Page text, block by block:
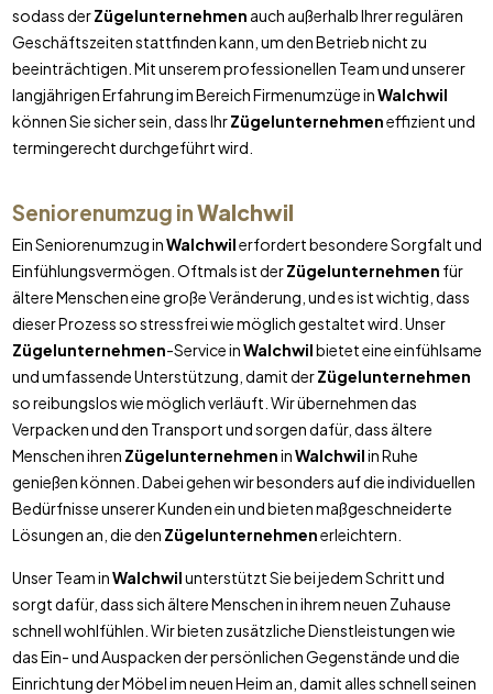
sodass derZügelunternehmen auch außerhalb Ihrer regulären
Geschäftszeiten stattfinden kann, um den Betrieb nicht zu
beeinträchtigen. Mit unserem professionellen Team und unserer
langjährigen Erfahrung im Bereich Firmenumzüge inWalchwil
können Sie sicher sein, dass IhrZügelunternehmeneffizient und
termingerecht durchgeführt wird.
Seniorenumzug inWalchwil
Ein Seniorenumzug inWalchwilerfordert besondere Sorgfalt und
Einfühlungsvermögen. Oftmals ist derZügelunternehmen für
ältere Menschen eine große Veränderung, und es ist wichtig, dass
dieser Prozess so stressfrei wie möglich gestaltet wird. Unser
Zügelunternehmen-Service inWalchwilbietet eine einfühlsame
und umfassende Unterstützung, damit derZügelunternehmen
so reibungslos wie möglich verläuft. Wir übernehmen das
Verpacken und den Transport und sorgen dafür, dass ältere
Menschen ihren ZügelunternehmeninWalchwilin Ruhe
genießen können. Dabei gehen wir besonders auf die individuellen
Bedürfnisse unserer Kunden ein und bieten maßgeschneiderte
Lösungen an, die den Zügelunternehmenerleichtern.
Unser Team inWalchwilunterstützt Sie bei jedem Schritt und
sorgt dafür, dass sich ältere Menschen in ihrem neuen Zuhause
schnell wohlfühlen. Wir bieten zusätzliche Dienstleistungen wie
das Ein- und Auspacken der persönlichen Gegenstände und die
Einrichtung der Möbel im neuen Heim an, damit alles schnell seinen